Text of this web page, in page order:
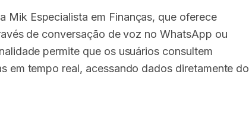
Mik Especialista em Finanças, que oferece
de conversação de voz no WhatsApp ou
permite que os usuários consultem
em tempo real, acessando dados diretamente do